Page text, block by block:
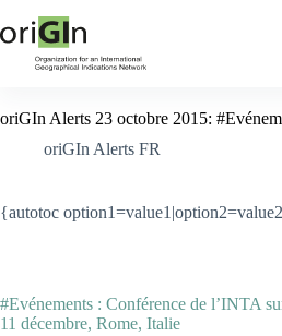
oriGIn Alerts 23 octobre 2015:
oriGIn Alerts FR
{autotoc
#Evénements : Conférence de l’INTA
11 décembre, Rome, Italie